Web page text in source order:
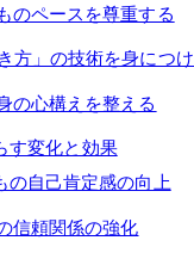
のペースを尊重する
方」の技術を身につ
の心構えを整える
す変化と効果
の自己肯定感の向上
信頼関係の強化